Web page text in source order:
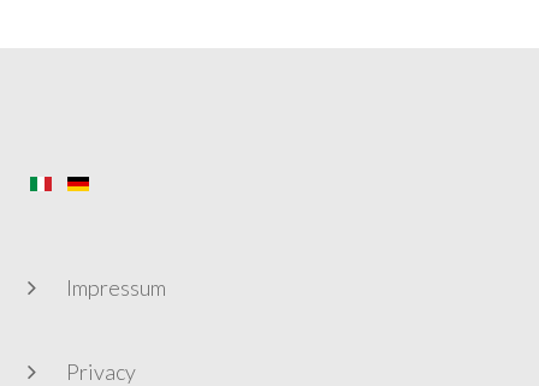
Impressum
Privacy